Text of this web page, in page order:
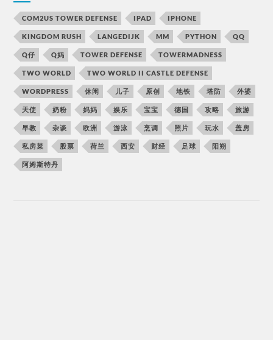
COM2US TOWER DEFENSE IPAD IPHONE
KINGDOM RUSH LANGEDIJK MM PYTHON QQ
Q仔 Q妈 TOWER DEFENSE TOWERMADNESS
TWO WORLD TWO WORLD II CASTLE DEFENSE
WORDPRESS 休闲 儿子 原创 地铁 塔防 外婆
天使 奶粉 妈妈 娱乐 宝宝 德国 攻略 旅游
早教 杂谈 欧洲 游泳 烹调 照片 玩水 盖房
私房菜 股票 荷兰 西安 财经 足球 阳朔
阿姆斯特丹